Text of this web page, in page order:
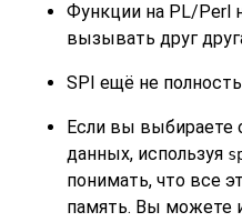
Функции на PL/Perl
вызывать друг
SPI ещё не
Если вы выбираете
данных, используя
понимать, что все
память. Вы можете